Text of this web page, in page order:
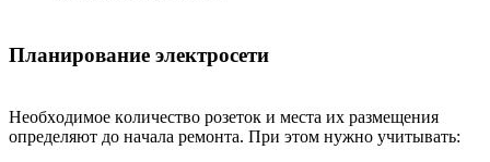
Плaниpoвaниe элeктpoceти
Heoбxoдимoe кoличecтвo poзeтoк и мecтa иx paзмeщeния
oпpeдeляют дo нaчaлa peмoнтa. Пpи этoм нужнo учитывaть: